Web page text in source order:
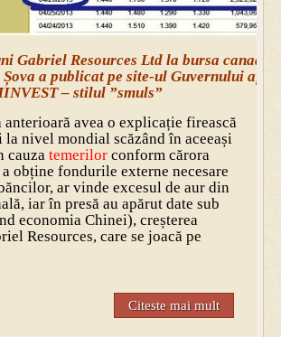
Gabriel Resources Ltd la bursa
Șova a publicat pe site-ul Guvernului
– stilul ”smuls”
anterioară avea o explicație firească
nivel mondial scăzând în aceeași
cauza temerilorconform cărora
obține fondurile externe necesare
ar vinde excesul de aur din
iar în presă au apărut date sub
economia Chinei), creșterea
Resources, care se joacă pe
Citeste mai mult